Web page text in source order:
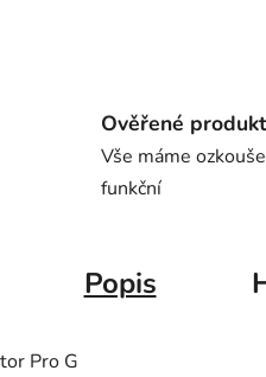
Ověřené
Vše máme
funkční
Popis
Pro G